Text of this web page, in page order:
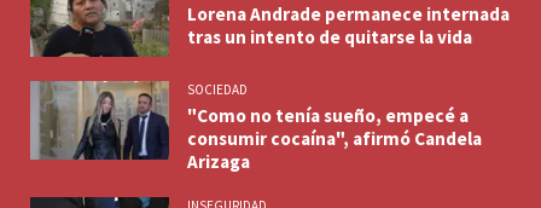
Lorena Andrade permanece internada
tras un intento de quitarse la vida
SOCIEDAD
"Como no tenía sueño, empecé a
consumir cocaína", afirmó Candela
Arizaga